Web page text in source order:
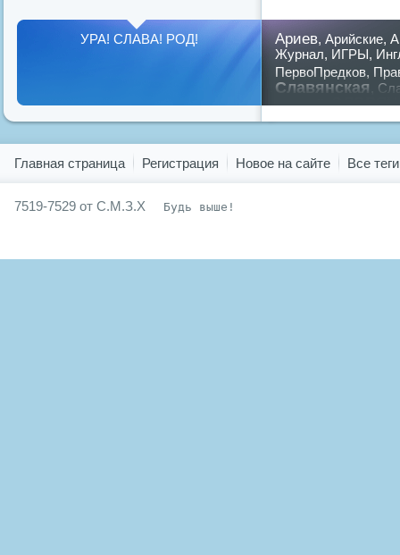
Ариев, Арийские,
Журнал, ИГРЫ,
ПервоПредков,
Славянская
русский,славян
УРА! СЛАВА! РОД!
Главная страница Регистрация Новое на сайте Все теги
7519-7529 от С.М.З.Х Будь выше!